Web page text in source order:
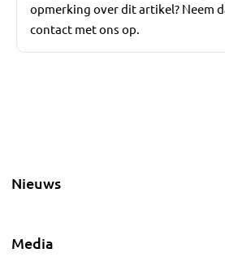
opmerking over dit artikel? Neem
contact met ons op.
Nieuws
Media